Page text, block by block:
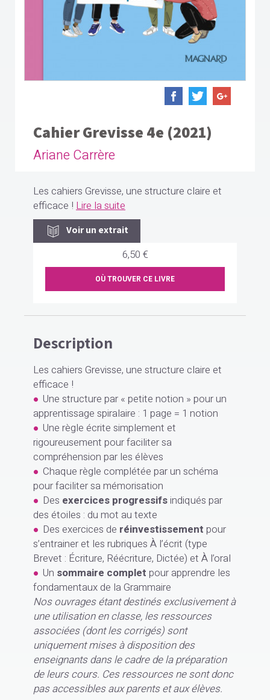
Cahier Grevisse 4e (2021)
Ariane Carrère
Les cahiers Grevisse, une structure claire et
efficace ! Lire la suite
Voir un extrait
6,50 €
OÙ TROUVER CE LIVRE
Description
Les cahiers Grevisse, une structure claire et
efficace !
Une structure par « petite notion » pour un
apprentissage spiralaire : 1 page = 1 notion
Une règle écrite simplement et
rigoureusement pour faciliter sa
compréhension par les élèves
Chaque règle complétée par un schéma
pour faciliter sa mémorisation
Des exercices progressifsindiqués par
des étoiles : du mot au texte
Des exercices de réinvestissement pour
s’entrainer et les rubriques À l’écrit (type
Brevet : Écriture, Réécriture, Dictée) et À l’oral
Un sommaire complet pour apprendre les
fondamentaux de la Grammaire
Nos ouvrages étant destinés exclusivement à
une utilisation en classe, les ressources
associées (dont les corrigés) sont
uniquement mises à disposition des
enseignants dans le cadre de la préparation
de leurs cours. Ces ressources ne sont donc
pas accessibles aux parents et aux élèves.